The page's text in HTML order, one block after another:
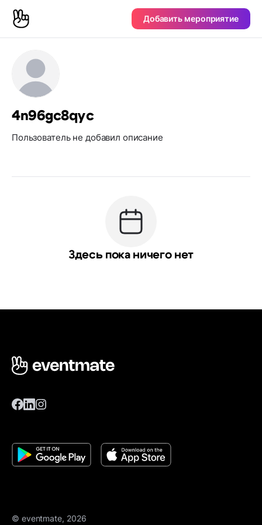
Добавить мероприятие
4n96gc8qyc
Пользователь не добавил описание
Здесь пока ничего нет
© eventmate, 2026